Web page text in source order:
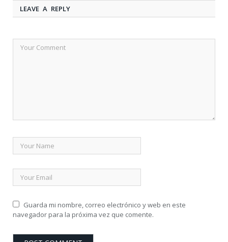
LEAVE A REPLY
Guarda mi nombre, correo electrónico y web en este
navegador para la próxima vez que comente.